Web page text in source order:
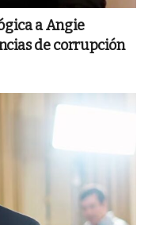
a Angie
de corrupción